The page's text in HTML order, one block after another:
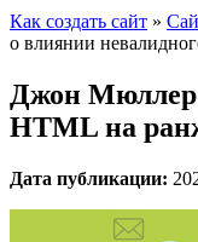
Как создать сайт »
о влиянии
Джон Мюллер
HTML на
Дата публикации: